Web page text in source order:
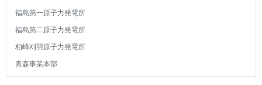
福島第一原子力発電所
福島第二原子力発電所
柏崎刈羽原子力発電所
青森事業本部